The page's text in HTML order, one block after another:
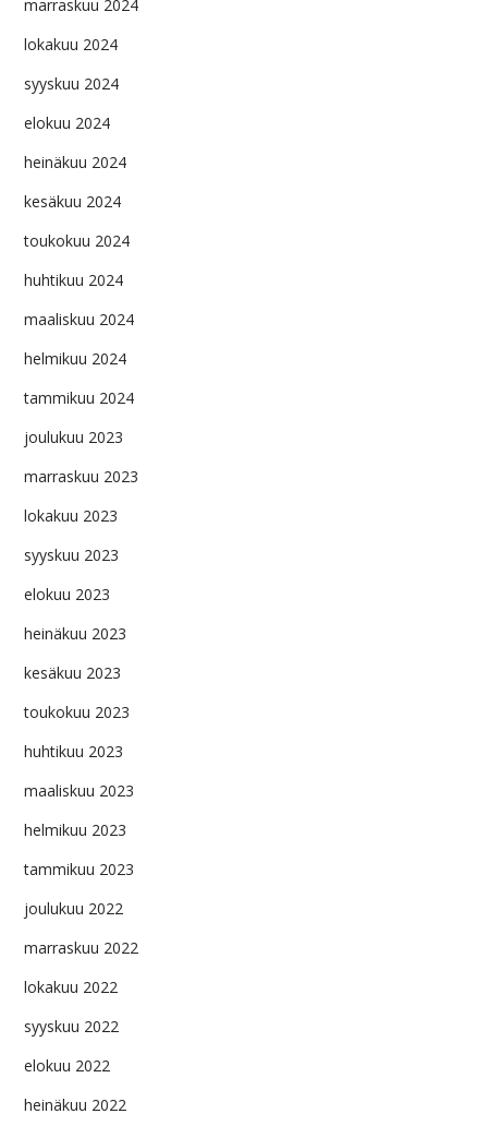
marraskuu 2024
lokakuu 2024
syyskuu 2024
elokuu 2024
heinäkuu 2024
kesäkuu 2024
toukokuu 2024
huhtikuu 2024
maaliskuu 2024
helmikuu 2024
tammikuu 2024
joulukuu 2023
marraskuu 2023
lokakuu 2023
syyskuu 2023
elokuu 2023
heinäkuu 2023
kesäkuu 2023
toukokuu 2023
huhtikuu 2023
maaliskuu 2023
helmikuu 2023
tammikuu 2023
joulukuu 2022
marraskuu 2022
lokakuu 2022
syyskuu 2022
elokuu 2022
heinäkuu 2022